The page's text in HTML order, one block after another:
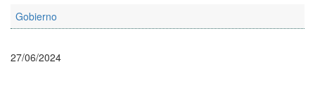
Gobierno
27/06/2024